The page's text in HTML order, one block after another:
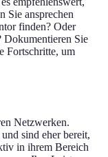
Sie ansprechen
finden? Oder
Dokumentieren Sie
Fortschritte, um
Netzwerken.
sind eher bereit,
in ihrem Bereich